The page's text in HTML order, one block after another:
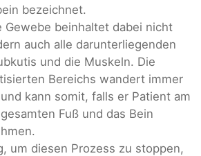
bezeichnet.
Gewebe beinhaltet dabei nicht
auch alle darunterliegenden
und die Muskeln. Die
Bereichs wandert immer
kann somit, falls er Patient am
Fuß und das Bein
um diesen Prozess zu stoppen,